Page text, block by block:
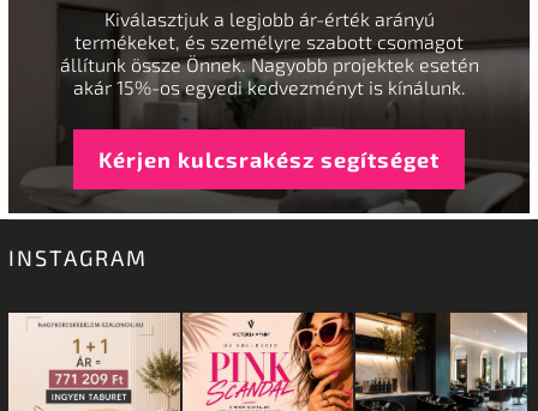
Kiválasztjuk a legjobb ár-érték arányú
termékeket, és személyre szabott csomagot
állítunk össze Önnek. Nagyobb projektek esetén
akár 15%-os egyedi kedvezményt is kínálunk.
Kérjen kulcsrakész segítséget
INSTAGRAM